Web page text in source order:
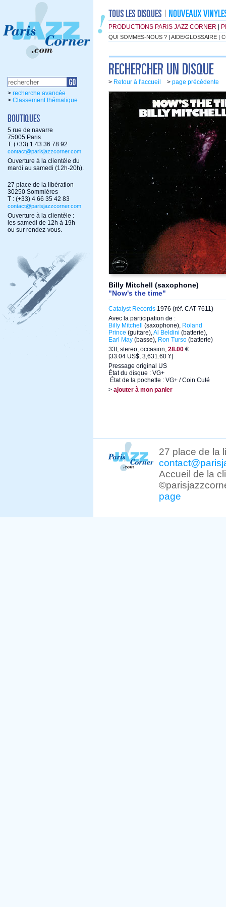
PRODUCTIONS PARIS JAZZ CORNER
QUI SOMMES-NOUS ? | AIDE/GLOSSAIRE |
> recherche avancée
> Classement thématique
5 rue de navarre
75005 Paris
T: (+33) 1 43 36 78 92
contact@parisjazzcorner.com
Ouverture à la clientèle du
mardi au samedi (12h-20h).
27 place de la libération
30250 Sommières
T : (+33) 4 66 35 42 83
contact@parisjazzcorner.com
Ouverture à la clientèle :
les samedi de 12h à 19h
ou sur rendez-vous.
> Retour à l'accueil > page précédente
Billy Mitchell (saxophone)
"Now's the time"
Catalyst Records 1976 (réf. CAT-7611)
Avec la participation de :
Billy Mitchell
(saxophone), Roland
Prince (guitare),Al Beldini (batterie),
Earl May (basse), Ron Turso (batterie)
33t, stereo, occasion, 28.00 €
[33.04 US$, 3,631.60 ¥]
Pressage original US
État du disque : VG+
État de la pochette : VG+ / Coin Cuté
> ajouter à mon panier
27 place de la
Accueil de la
page